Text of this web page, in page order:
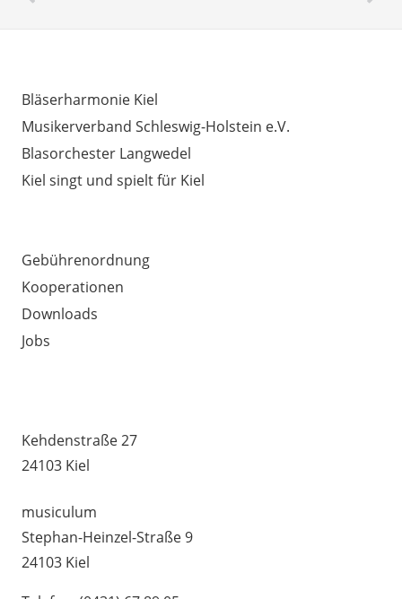
Bläserharmonie Kiel
Musikerverband Schleswig-Holstein e.V.
Blasorchester Langwedel
Kiel singt und spielt für Kiel
Gebührenordnung
Kooperationen
Downloads
Jobs
Kehdenstraße 27
24103 Kiel
musiculum
Stephan-Heinzel-Straße 9
24103 Kiel